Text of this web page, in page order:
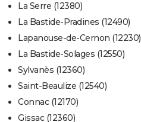
La Serre (12380)
La Bastide-Pradines (12490)
Lapanouse-de-Cernon (12230)
La Bastide-Solages (12550)
Sylvanès (12360)
Saint-Beaulize (12540)
Connac (12170)
Gissac (12360)